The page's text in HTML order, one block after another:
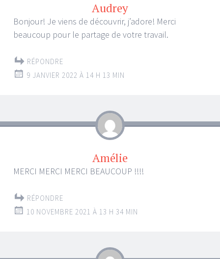
Audrey
Bonjour! Je viens de découvrir, j’adore! Merci
beaucoup pour le partage de votre travail.
RÉPONDRE
9 JANVIER 2022 À 14 H 13 MIN
Amélie
MERCI MERCI MERCI BEAUCOUP !!!!
RÉPONDRE
10 NOVEMBRE 2021 À 13 H 34 MIN